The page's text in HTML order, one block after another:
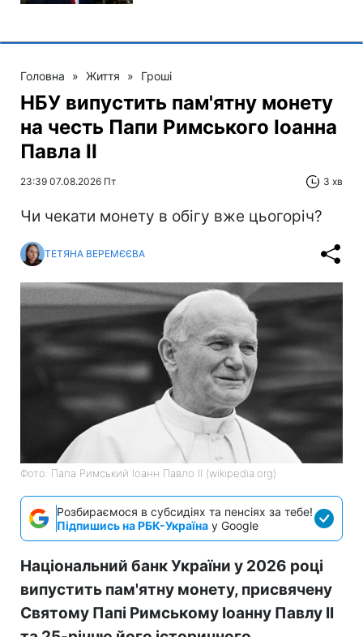
Головна » Життя » Гроші
НБУ випустить пам'ятну монету
на честь Папи Римського Іоанна
Павла II
23:39 07.08.2026 Пт 3 хв
Чи чекати монету в обігу вже цьогоріч?
ТЕТЯНА ВЕРЕМЄЄВА
Фото: Папа Римський Іоанн Павло II (wikipedia.org)
Розбираємося в субсидіях та пенсіях за тебе!
Підпишись на РБК-Україна у Google
Національний банк України у 2026 році
випустить пам'ятну монету, присвячену
Святому Папі Римському Іоанну Павлу II